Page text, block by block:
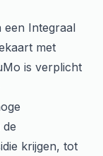
een Integraal
met
is verplicht
krijgen, tot